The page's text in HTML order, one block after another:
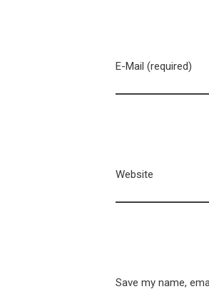
E-Mail (required)
Website
Save my name,